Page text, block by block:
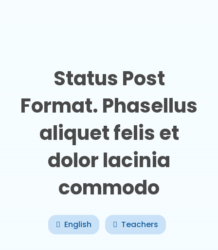
Status Post
Format. Phasellus
aliquet felis et
dolor lacinia
commodo
English Teachers